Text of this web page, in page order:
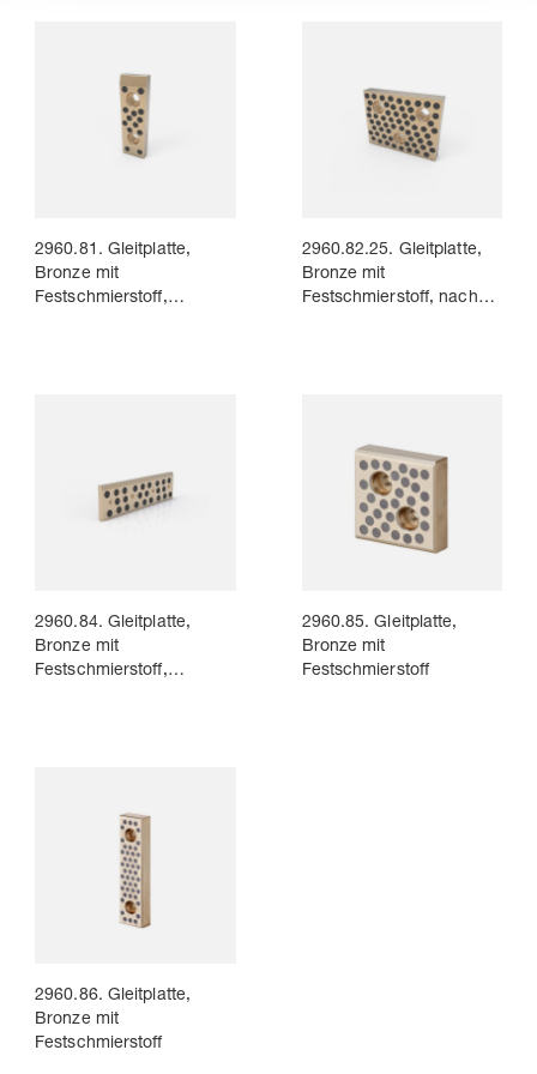
2960.81. Gleitplatte,
Bronze mit
Festschmierstoff,
2960.82.25. Gleitplatte,
Bronze mit
Festschmierstoff, nach
2960.84. Gleitplatte,
Bronze mit
Festschmierstoff,
2960.85. Gleitplatte,
Bronze mit
Festschmierstoff
2960.86. Gleitplatte,
Bronze mit
Festschmierstoff